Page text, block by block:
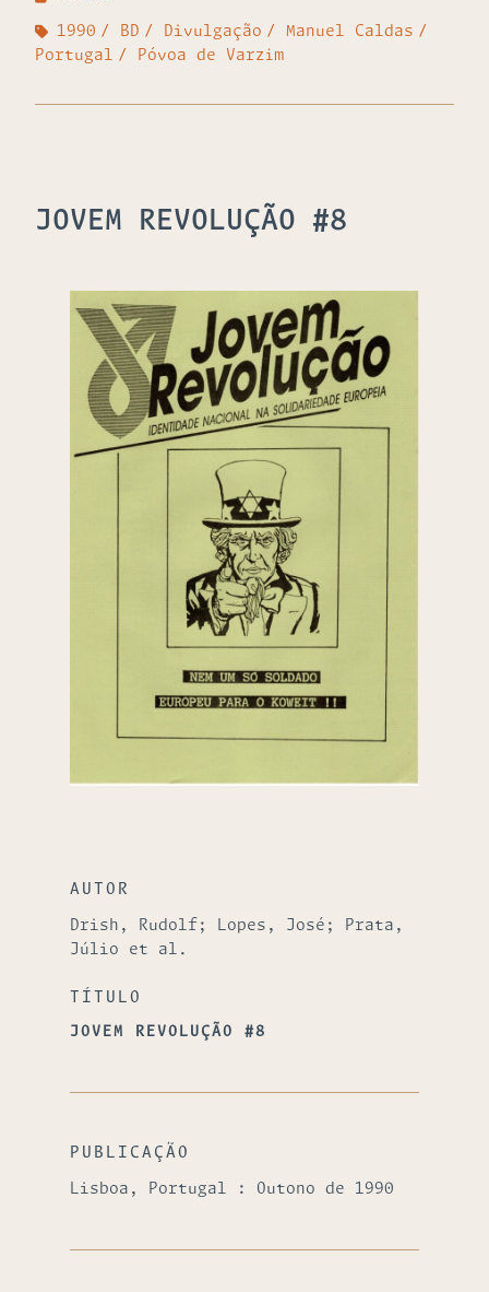
1990 BD Divulgação
Manuel Caldas
Portugal
Póvoa de Varzim
JOVEM REVOLUÇÃO #8
AUTOR
Drish, Rudolf; Lopes, José; Prata,
Júlio et al.
TÍTULO
JOVEM REVOLUÇÃO #8
PUBLICAÇÃO
Lisboa, Portugal : Outono de 1990